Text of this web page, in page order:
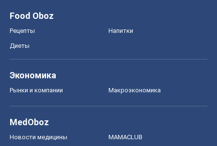
Food Oboz
Рецепты Напитки
Диеты
Экономика
Рынки и компании Mакроэкономика
MedOboz
Новости медицины MAMACLUB